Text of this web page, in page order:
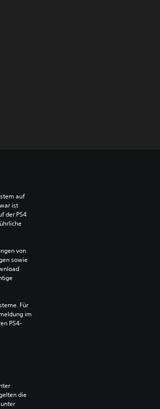
auf
ist
der PS4
von
sowie
Für
im
PS4-
die